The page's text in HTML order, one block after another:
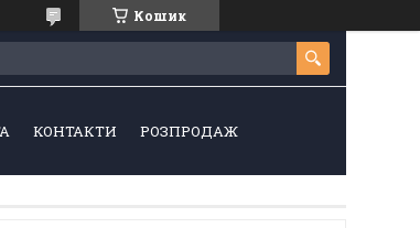
Кошик
КОНТАКТИ РОЗПРОДАЖ